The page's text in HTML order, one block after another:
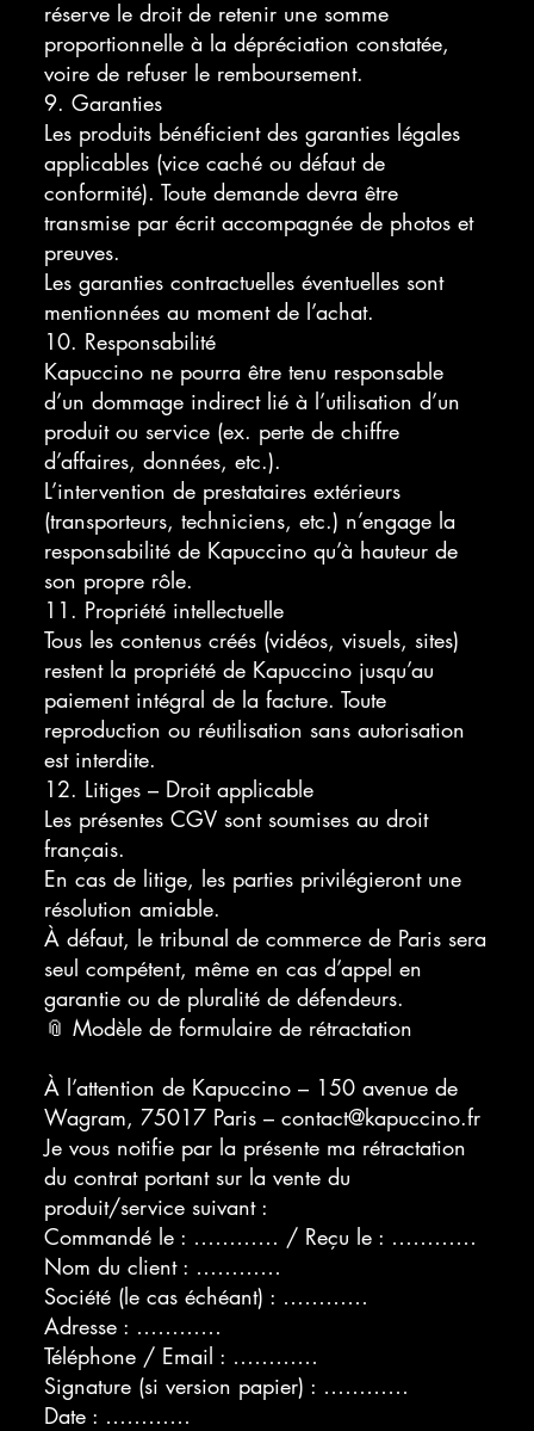
réserve le droit de retenir une somme
proportionnelle à la dépréciation constatée,
voire de refuser le remboursement.
9. Garanties
Les produits bénéficient des garanties légales
applicables (vice caché ou défaut de
conformité). Toute demande devra être
transmise par écrit accompagnée de photos et
preuves.
Les garanties contractuelles éventuelles sont
mentionnées au moment de l’achat.
10. Responsabilité
Kapuccino ne pourra être tenu responsable
d’un dommage indirect lié à l’utilisation d’un
produit ou service (ex. perte de chiffre
d’affaires, données, etc.).
L’intervention de prestataires extérieurs
(transporteurs, techniciens, etc.) n’engage la
responsabilité de Kapuccino qu’à hauteur de
son propre rôle.
11. Propriété intellectuelle
Tous les contenus créés (vidéos, visuels, sites)
restent la propriété de Kapuccino jusqu’au
paiement intégral de la facture. Toute
reproduction ou réutilisation sans autorisation
est interdite.
12. Litiges – Droit applicable
Les présentes CGV sont soumises au droit
français.
En cas de litige, les parties privilégieront une
résolution amiable.
À défaut, le tribunal de commerce de Paris sera
seul compétent, même en cas d’appel en
garantie ou de pluralité de défendeurs.
📎 Modèle de formulaire de rétractation
À l’attention de Kapuccino – 150 avenue de
Wagram, 75017 Paris – contact@kapuccino.fr
Je vous notifie par la présente ma rétractation
du contrat portant sur la vente du
produit/service suivant :
Commandé le : ………… / Reçu le : …………
Nom du client : …………
Société (le cas échéant) : …………
Adresse : …………
Téléphone / Email : …………
Signature (si version papier) : …………
Date : …………